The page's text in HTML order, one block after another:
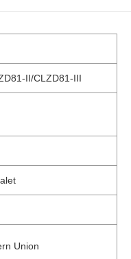
II/CLZD81-III
Union